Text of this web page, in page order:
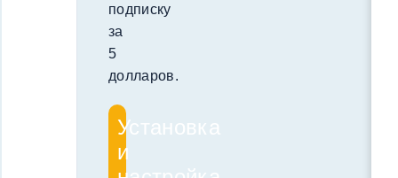
подписку
за
5
долларов.
Установка
и